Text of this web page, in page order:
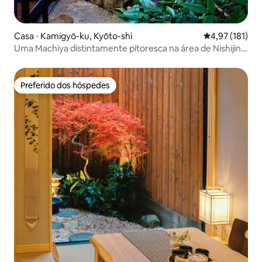
Casa ⋅ Kamigyō-ku, Kyōto-shi 4,97 de uma
4,97 (181)
Uma Machiya distintamente pitoresca na área de Nishijin,
Preferido dos hóspedes
Preferido dos hóspedes